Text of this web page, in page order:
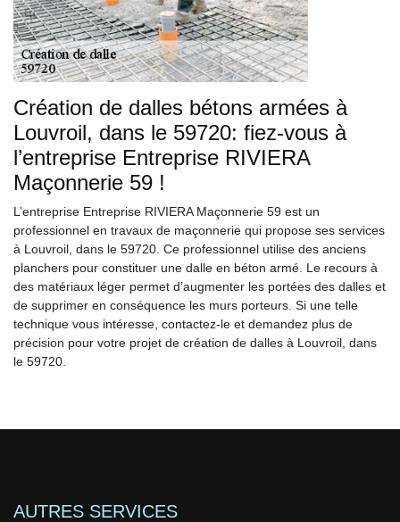
Création de dalles bétons armées à
Louvroil, dans le 59720: fiez-vous à
l’entreprise Entreprise RIVIERA
Maçonnerie 59 !
L’entreprise Entreprise RIVIERA Maçonnerie 59 est un
professionnel en travaux de maçonnerie qui propose ses services
à Louvroil, dans le 59720. Ce professionnel utilise des anciens
planchers pour constituer une dalle en béton armé. Le recours à
des matériaux léger permet d’augmenter les portées des dalles et
de supprimer en conséquence les murs porteurs. Si une telle
technique vous intéresse, contactez-le et demandez plus de
précision pour votre projet de création de dalles à Louvroil, dans
le 59720.
AUTRES SERVICES